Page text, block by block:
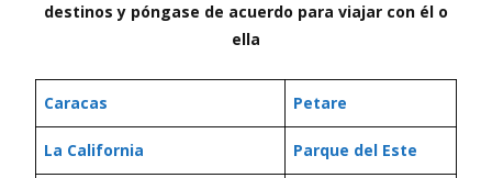
destinos y póngase de acuerdo para viajar con él o
ella
Caracas Petare
La California Parque del Este